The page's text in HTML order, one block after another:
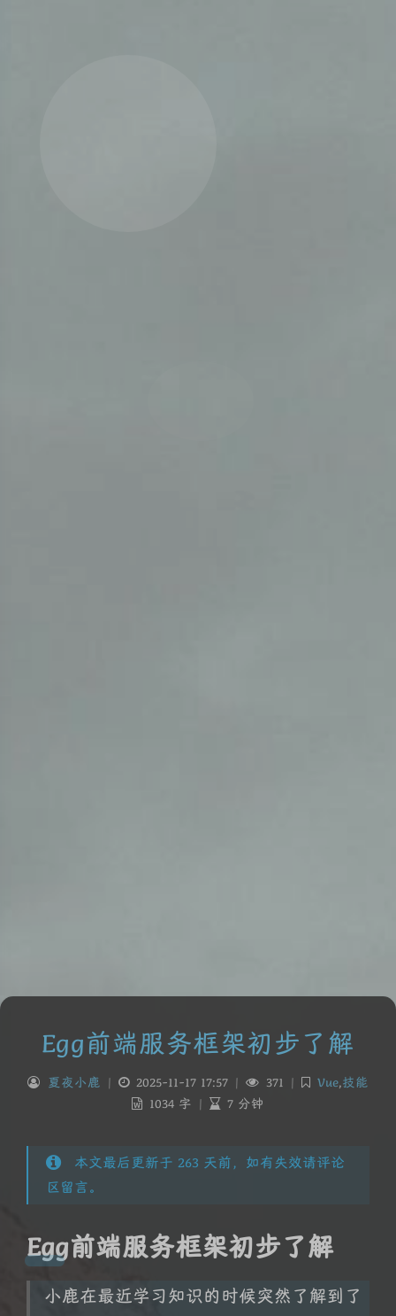
Egg前端服务框架初步了解
夏夜小鹿 | 2025-11-17 17:57 | 371 | Vue,技能
1034 字 | 7 分钟
本文最后更新于 263 天前，如有失效请评论
区留言。
Egg前端服务框架初步了解
小鹿在最近学习知识的时候突然了解到了